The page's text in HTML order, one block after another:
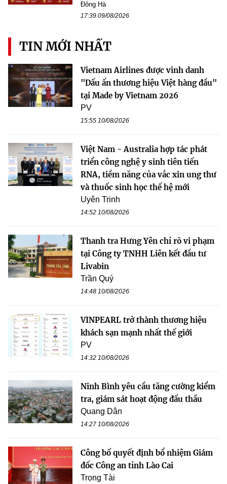
Đông Hà
17:39 09/08/2026
TIN MỚI NHẤT
Vietnam Airlines được vinh danh
"Dấu ấn thương hiệu Việt hàng đầu"
tại Made by Vietnam 2026
PV
15:55 10/08/2026
Việt Nam - Australia hợp tác phát
triển công nghệ y sinh tiên tiến
RNA, tiềm năng của vắc xin ung thư
và thuốc sinh học thế hệ mới
Uyên Trinh
14:52 10/08/2026
Thanh tra Hưng Yên chỉ rõ vi phạm
tại Công ty TNHH Liên kết đầu tư
Livabin
Trần Quý
14:48 10/08/2026
VINPEARL trở thành thương hiệu
khách sạn mạnh nhất thế giới
PV
14:32 10/08/2026
Ninh Bình yêu cầu tăng cường kiểm
tra, giám sát hoạt động đấu thầu
Quang Dân
14:27 10/08/2026
Công bố quyết định bổ nhiệm Giám
đốc Công an tỉnh Lào Cai
Trọng Tài